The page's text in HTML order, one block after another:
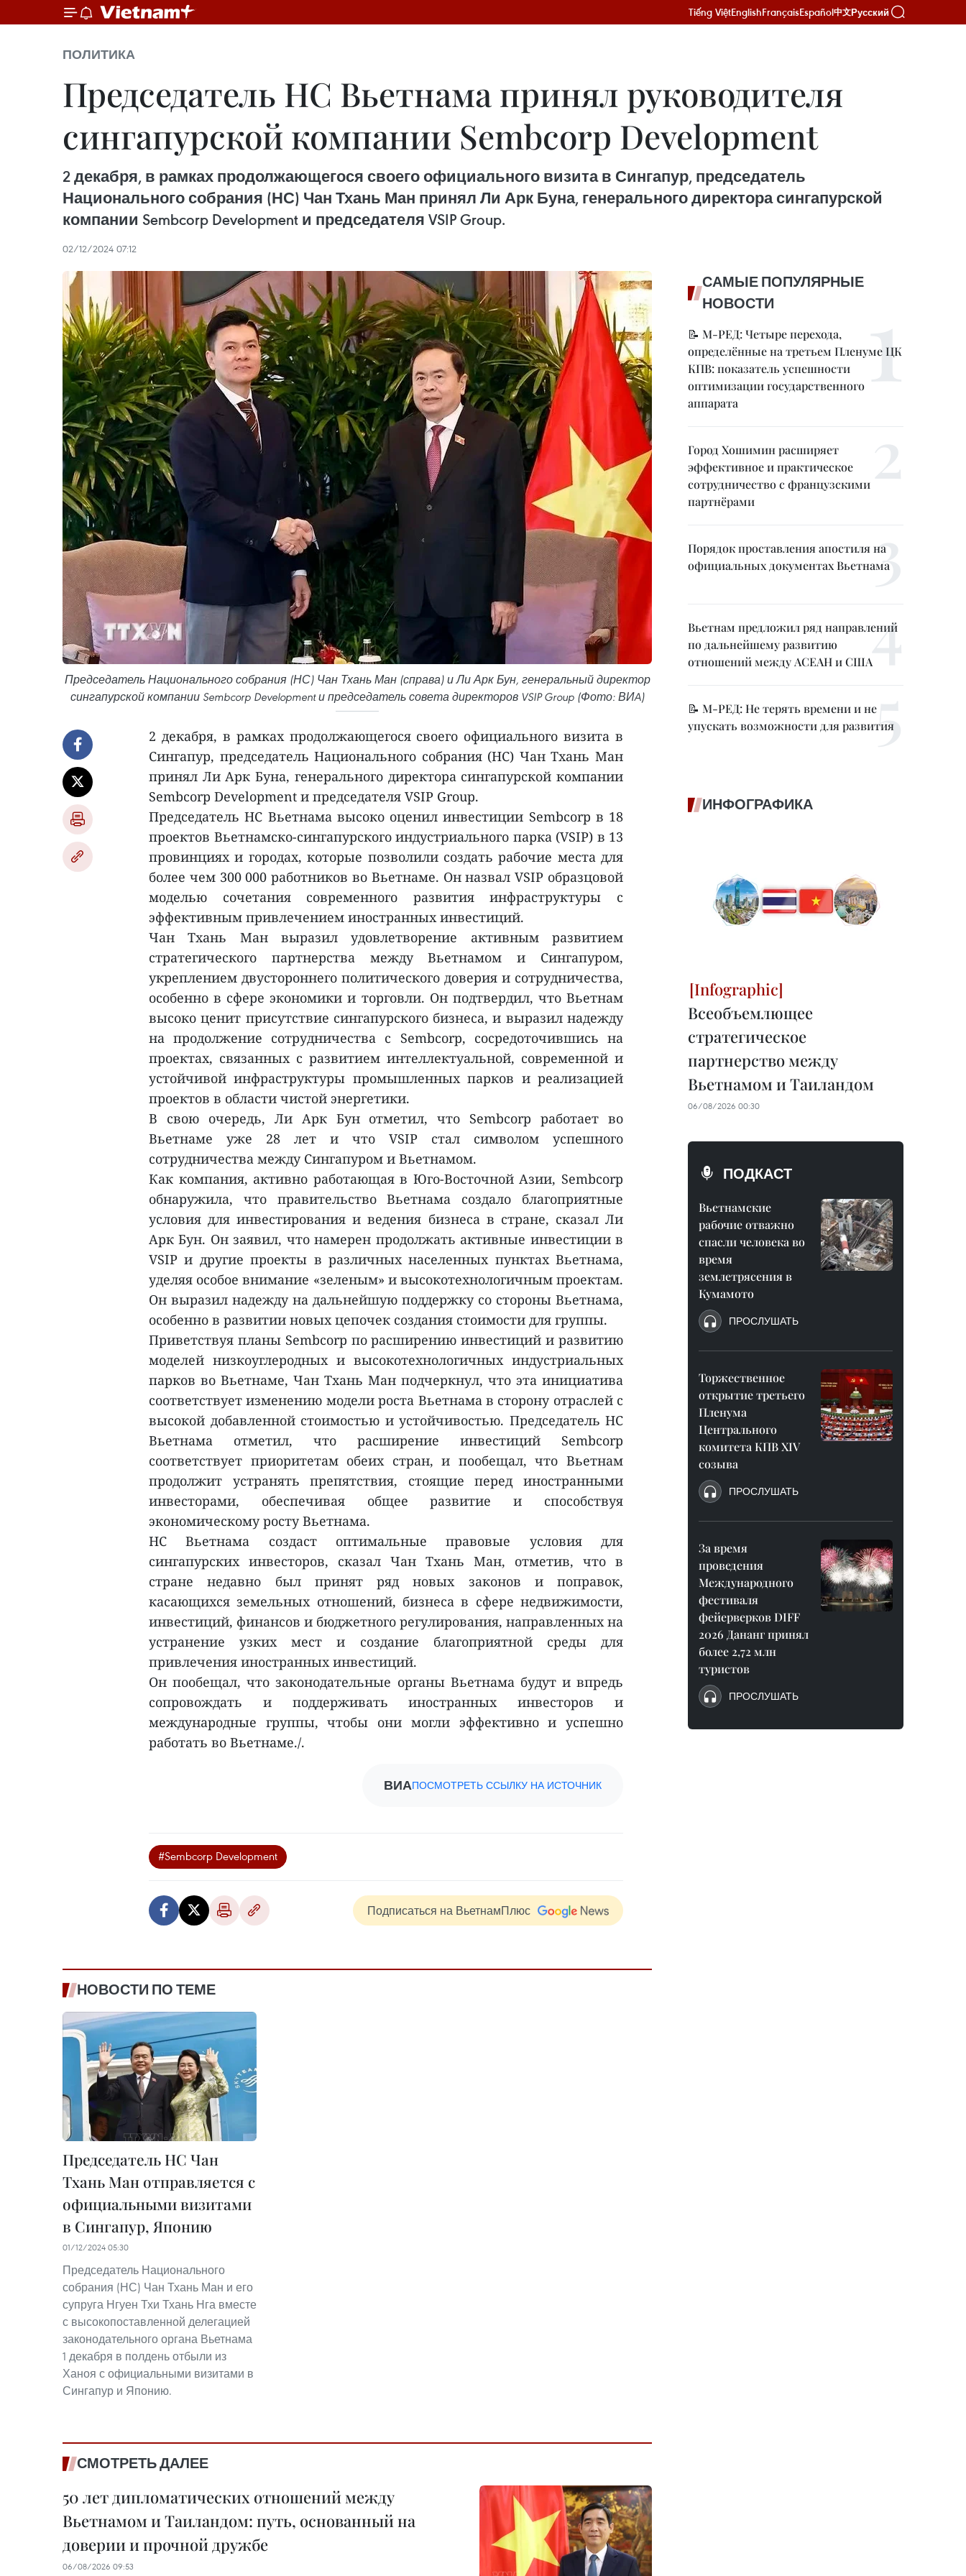
Tiếng ViệtEnglishFrançaisEspañol中文Русский
ПОЛИТИКА
Председатель НС Вьетнама принял руководителя
сингапурской компании Sembcorp Development
2 декабря, в рамках продолжающегося своего официального визита в Сингапур, председатель
Национального собрания (НС) Чан Тхань Ман принял Ли Арк Буна, генерального директора сингапурской
компании Sembcorp Development и председателя VSIP Group.
02/12/2024 07:12
Председатель Национального собрания (НС) Чан Тхань Ман (справа) и Ли Арк Бун, генеральный директор
сингапурской компании Sembcorp Development и председатель совета директоров VSIP Group (Фото: ВИA)
2 декабря, в рамках продолжающегося своего официального визита в
Сингапур, председатель Национального собрания (НС) Чан Тхань Ман
принял Ли Арк Буна, генерального директора сингапурской компании
Sembcorp Development и председателя VSIP Group.
Председатель НС Вьетнама высоко оценил инвестиции Sembcorp в 18
проектов Вьетнамско-сингапурского индустриального парка (VSIP) в 13
провинциях и городах, которые позволили создать рабочие места для
более чем 300 000 работников во Вьетнаме. Он назвал VSIP образцовой
моделью сочетания современного развития инфраструктуры с
эффективным привлечением иностранных инвестиций.
Чан Тхань Ман выразил удовлетворение активным развитием
стратегического партнерства между Вьетнамом и Сингапуром,
укреплением двустороннего политического доверия и сотрудничества,
особенно в сфере экономики и торговли. Он подтвердил, что Вьетнам
высоко ценит присутствие сингапурского бизнеса, и выразил надежду
на продолжение сотрудничества с Sembcorp, сосредоточившись на
проектах, связанных с развитием интеллектуальной, современной и
устойчивой инфраструктуры промышленных парков и реализацией
проектов в области чистой энергетики.
В свою очередь, Ли Арк Бун отметил, что Sembcorp работает во
Вьетнаме уже 28 лет и что VSIP стал символом успешного
сотрудничества между Сингапуром и Вьетнамом.
Как компания, активно работающая в Юго-Восточной Азии, Sembcorp
обнаружила, что правительство Вьетнама создало благоприятные
условия для инвестирования и ведения бизнеса в стране, сказал Ли
Арк Бун. Он заявил, что намерен продолжать активные инвестиции в
VSIP и другие проекты в различных населенных пунктах Вьетнама,
уделяя особое внимание «зеленым» и высокотехнологичным проектам.
Он выразил надежду на дальнейшую поддержку со стороны Вьетнама,
особенно в развитии новых цепочек создания стоимости для группы.
Приветствуя планы Sembcorp по расширению инвестиций и развитию
моделей низкоуглеродных и высокотехнологичных индустриальных
парков во Вьетнаме, Чан Тхань Ман подчеркнул, что эта инициатива
соответствует изменению модели роста Вьетнама в сторону отраслей с
высокой добавленной стоимостью и устойчивостью. Председатель НС
Вьетнама отметил, что расширение инвестиций Sembcorp
соответствует приоритетам обеих стран, и пообещал, что Вьетнам
продолжит устранять препятствия, стоящие перед иностранными
инвесторами, обеспечивая общее развитие и способствуя
экономическому росту Вьетнама.
НС Вьетнама создаст оптимальные правовые условия для
сингапурских инвесторов, сказал Чан Тхань Ман, отметив, что в
стране недавно был принят ряд новых законов и поправок,
касающихся земельных отношений, бизнеса в сфере недвижимости,
инвестиций, финансов и бюджетного регулирования, направленных на
устранение узких мест и создание благоприятной среды для
привлечения иностранных инвестиций.
Он пообещал, что законодательные органы Вьетнама будут и впредь
сопровождать и поддерживать иностранных инвесторов и
международные группы, чтобы они могли эффективно и успешно
работать во Вьетнаме./.
ВИАПОСМОТРЕТЬ ССЫЛКУ НА ИСТОЧНИК
#Sembcorp Development
Подписаться на ВьетнамПлюс
НОВОСТИ ПО ТЕМЕ
Председатель НС Чан
Тхань Ман отправляется с
официальными визитами
в Сингапур, Японию
01/12/2024 05:30
Председатель Национального
собрания (НС) Чан Тхань Ман и его
супруга Нгуен Тхи Тхань Нга вместе
с высокопоставленной делегацией
законодательного органа Вьетнама
1 декабря в полдень отбыли из
Ханоя с официальными визитами в
Сингапур и Японию.
СМОТРЕТЬ ДАЛЕЕ
50 лет дипломатических отношений между
Вьетнамом и Таиландом: путь, основанный на
доверии и прочной дружбе
06/08/2026 09:53
САМЫЕ ПОПУЛЯРНЫЕ
НОВОСТИ
📝 М-РЕД: Четыре перехода,
определённые на третьем Пленуме ЦК
КПВ: показатель успешности
оптимизации государственного
аппарата
Город Хошимин расширяет
эффективное и практическое
сотрудничество с французскими
партнёрами
Порядок проставления апостиля на
официальных документах Вьетнама
Вьетнам предложил ряд направлений
по дальнейшему развитию
отношений между АСЕАН и США
📝 М-РЕД: Не терять времени и не
упускать возможности для развития
ИНФОГРАФИКА
Всеобъемлющее
стратегическое
партнерство между
Вьетнамом и Таиландом
06/08/2026 00:30
ПОДКАСТ
Вьетнамские
рабочие отважно
спасли человека во
время
землетрясения в
Кумамото
ПРОСЛУШАТЬ
Торжественное
открытие третьего
Пленума
Центрального
комитета КПВ XIV
созыва
ПРОСЛУШАТЬ
За время
проведения
Международного
фестиваля
фейерверков DIFF
2026 Дананг принял
более 2,72 млн
туристов
ПРОСЛУШАТЬ